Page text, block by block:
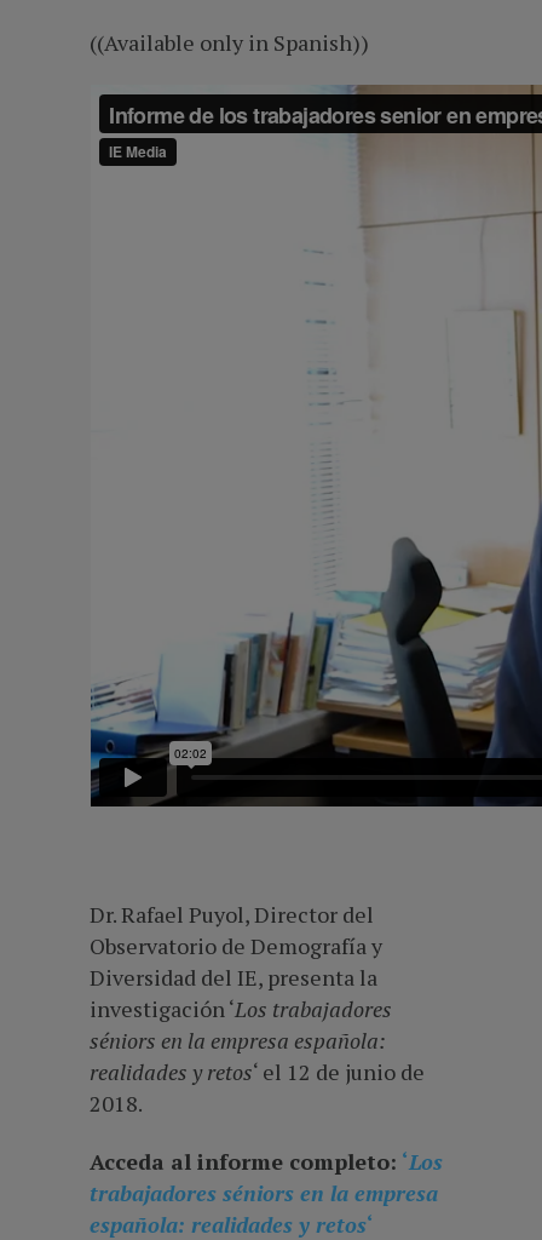
((Available only in Spanish))
Dr. Rafael Puyol, Director del
Observatorio de Demografía y
Diversidad del IE, presenta la
investigación ‘Los trabajadores
séniors en la empresa española:
realidades y retos‘ el 12 de junio de
2018.
Acceda al informe completo: ‘Los
trabajadores séniors en la empresa
española: realidades y retos‘